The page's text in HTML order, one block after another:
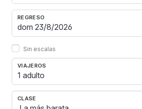
REGRESO
Sin escalas
VIAJEROS
1 adulto
CLASE